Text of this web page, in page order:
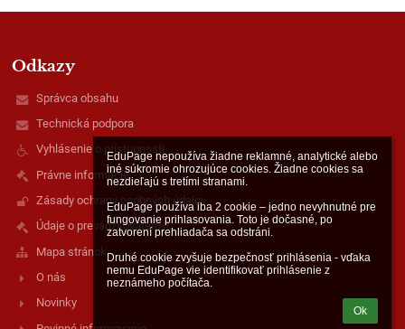
EduPage nepoužíva žiadne reklamné, analytické alebo
iné súkromie ohrozujúce cookies. Žiadne cookies sa
nezdieľajú s tretími stranami.
EduPage používa iba 2 cookie – jedno nevyhnutné pre
fungovanie prihlasovania. Toto je dočasné, po
zatvorení prehliadača sa odstráni.
Druhé cookie zvyšuje bezpečnosť prihlásenia - vďaka
nemu EduPage vie identifikovať prihlásenie z
neznámeho počítača.
Ok
Odkazy
Správca obsahu
Technická podpora
Vyhlásenie o prístupnosti
Právne informácie
Zásady ochrany osobných údajov
Údaje o prevádzkovateľovi
Mapa stránok
O nás
Novinky